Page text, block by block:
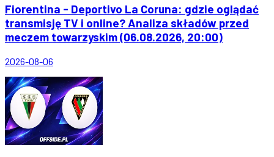
Fiorentina - Deportivo La Coruna: gdzie oglądać
transmisję TV i online? Analiza składów przed
meczem towarzyskim (06.08.2026, 20:00)
2026-08-06